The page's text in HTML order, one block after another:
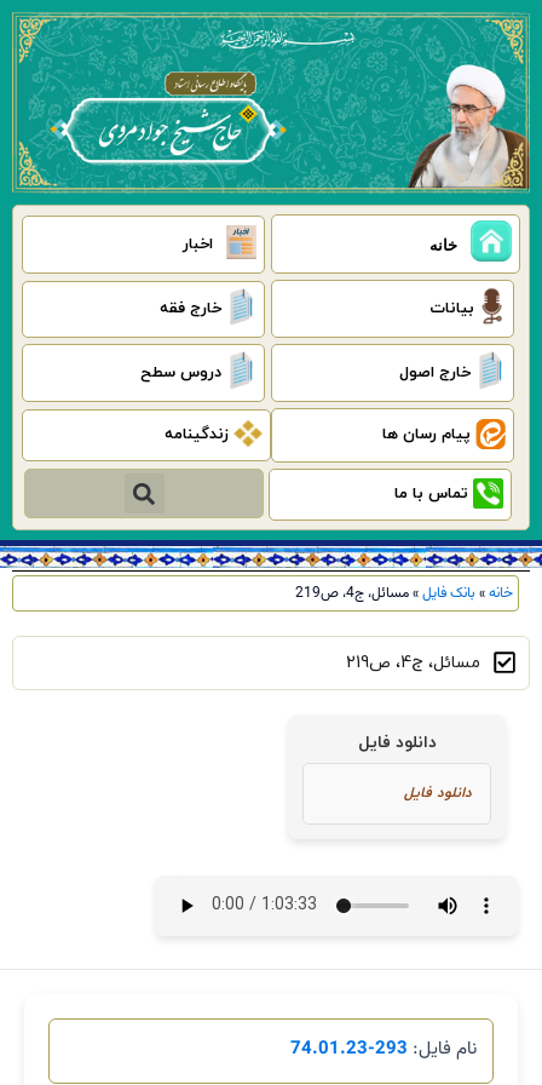
پرش
محتوا
خانه اخبار
بیانات خارج فقه
خارج اصول دروس سطح
پیام رسان ها زندگینامه
تماس با ما جستجو
خانه» بانک فایل»مسائل، ج4، ص219
مسائل، ج4، ص219
دانلود فایل
نام فایل: 293-74.01.23